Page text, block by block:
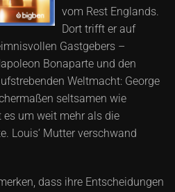
vom Rest Englands.
Dort trifft er auf
Gastgebers –
Bonaparte und den
Weltmacht: George
seltsamen wie
um weit mehr als die
Louis‘ Mutter verschwand
dass ihre Entscheidungen